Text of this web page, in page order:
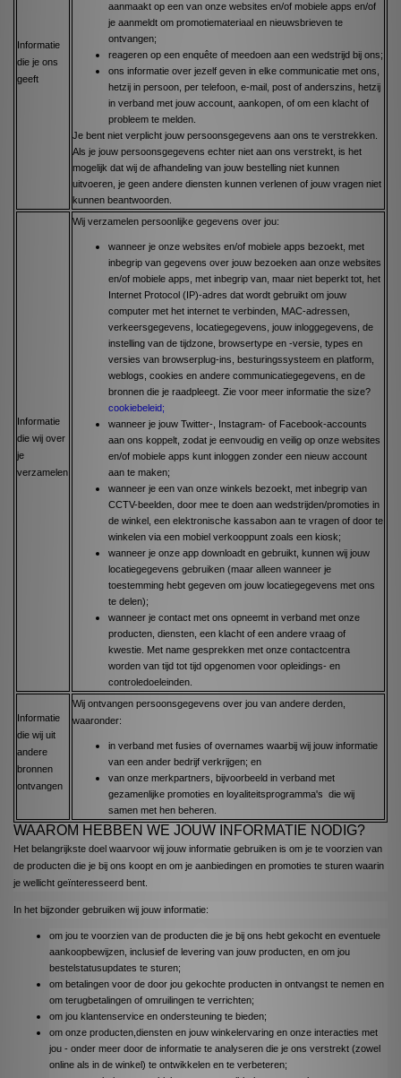
Informatie
die je ons
geeft
aanmaakt op een van onze websites en/of mobiele apps en/of
je aanmeldt om promotiemateriaal en nieuwsbrieven te
ontvangen;
reageren op een enquête of meedoen aan een wedstrijd bij ons;
ons informatie over jezelf geven in elke communicatie met ons,
hetzij in persoon, per telefoon, e-mail, post of anderszins, hetzij
in verband met jouw account, aankopen, of om een klacht of
probleem te melden.
Je bent niet verplicht jouw persoonsgegevens aan ons te verstrekken.
Als je jouw persoonsgegevens echter niet aan ons verstrekt, is het
mogelijk dat wij de afhandeling van jouw bestelling niet kunnen
uitvoeren, je geen andere diensten kunnen verlenen of jouw vragen niet
kunnen beantwoorden.
Informatie
die wij over
je
verzamelen
Wij verzamelen persoonlijke gegevens over jou:
wanneer je onze websites en/of mobiele apps bezoekt, met
inbegrip van gegevens over jouw bezoeken aan onze websites
en/of mobiele apps, met inbegrip van, maar niet beperkt tot, het
Internet Protocol (IP)-adres dat wordt gebruikt om jouw
computer met het internet te verbinden, MAC-adressen,
verkeersgegevens, locatiegegevens, jouw inloggegevens, de
instelling van de tijdzone, browsertype en -versie, types en
versies van browserplug-ins, besturingssysteem en platform,
weblogs, cookies en andere communicatiegegevens, en de
bronnen die je raadpleegt. Zie voor meer informatie the size?
cookiebeleid;
wanneer je jouw Twitter-, Instagram- of Facebook-accounts
aan ons koppelt, zodat je eenvoudig en veilig op onze websites
en/of mobiele apps kunt inloggen zonder een nieuw account
aan te maken;
wanneer je een van onze winkels bezoekt, met inbegrip van
CCTV-beelden, door mee te doen aan wedstrijden/promoties in
de winkel, een elektronische kassabon aan te vragen of door te
winkelen via een mobiel verkooppunt zoals een kiosk;
wanneer je onze app downloadt en gebruikt, kunnen wij jouw
locatiegegevens gebruiken (maar alleen wanneer je
toestemming hebt gegeven om jouw locatiegegevens met ons
te delen);
wanneer je contact met ons opneemt in verband met onze
producten, diensten, een klacht of een andere vraag of
kwestie. Met name gesprekken met onze contactcentra
worden van tijd tot tijd opgenomen voor opleidings- en
controledoeleinden.
Informatie
die wij uit
andere
bronnen
ontvangen
Wij ontvangen persoonsgegevens over jou van andere derden,
waaronder:
in verband met fusies of overnames waarbij wij jouw informatie
van een ander bedrijf verkrijgen; en
van onze merkpartners, bijvoorbeeld in verband met
gezamenlijke promoties en loyaliteitsprogramma's die wij
samen met hen beheren.
WAAROM HEBBEN WE JOUW INFORMATIE NODIG?
Het belangrijkste doel waarvoor wij jouw informatie gebruiken is om je te voorzien van
de producten die je bij ons koopt en om je aanbiedingen en promoties te sturen waarin
je wellicht geïnteresseerd bent.
In het bijzonder gebruiken wij jouw informatie:
om jou te voorzien van de producten die je bij ons hebt gekocht en eventuele
aankoopbewijzen, inclusief de levering van jouw producten, en om jou
bestelstatusupdates te sturen;
om betalingen voor de door jou gekochte producten in ontvangst te nemen en
om terugbetalingen of omruilingen te verrichten;
om jou klantenservice en ondersteuning te bieden;
om onze producten,diensten en jouw winkelervaring en onze interacties met
jou - onder meer door de informatie te analyseren die je ons verstrekt (zowel
online als in de winkel) te ontwikkelen en te verbeteren;